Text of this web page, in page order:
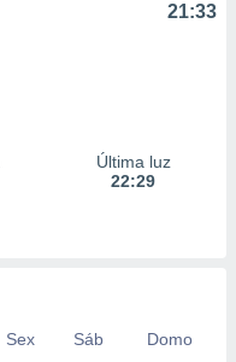
21:33
Última luz
22:29
Sex Sáb
Domo